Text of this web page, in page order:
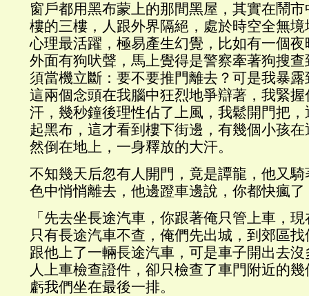
窗戶都用黑布蒙上的那間黑屋，其實在鬧
樓的三樓，人跟外界隔絕，處於時空全無
心理最活躍，極易產生幻覺，比如有一個
外面有狗吠聲，馬上覺得是警察牽著狗搜
須當機立斷：要不要推門離去？可是我暴
這兩個念頭在我腦中狂烈地爭辯著，我緊
汗，幾秒鐘後理性佔了上風，我鬆開門把
起黑布，這才看到樓下街邊，有幾個小孩
然倒在地上，一身釋放的大汗。
不知幾天后忽有人開門，竟是譚龍，他又
色中悄悄離去，他邊蹬車邊說，你都快瘋
「先去坐長途汽車，你跟著俺只管上車，
只有長途汽車不查，俺們先出城，到郊區
跟他上了一輛長途汽車，可是車子開出去
人上車檢查證件，卻只檢查了車門附近的
虧我們坐在最後一排。